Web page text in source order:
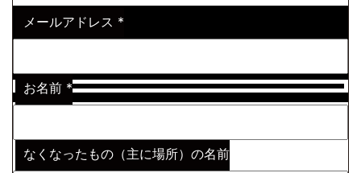
メールアドレス *
お名前 *
なくなったもの（主に場所）の名前